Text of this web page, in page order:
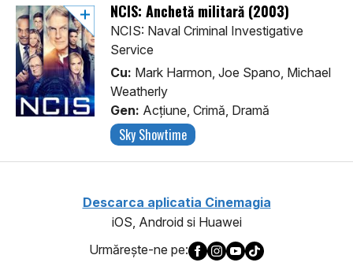
NCIS: Anchetă militară (2003)
NCIS: Naval Criminal Investigative
Service
Cu: Mark Harmon, Joe Spano, Michael
Weatherly
Gen: Acţiune, Crimă, Dramă
Sky Showtime
Descarca aplicatia Cinemagia
iOS, Android si Huawei
Urmăreşte-ne pe: